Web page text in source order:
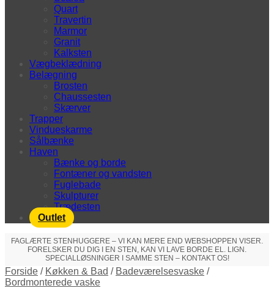
Quart
Travertin
Marmor
Granit
Kalksten
Vægbeklædning
Belægning
Brosten
Chaussesten
Skærver
Trapper
Vindueskarme
Sålbænke
Haven
Bænke og borde
Fontæner og vandsten
Fuglebade
Skulpturer
Trædesten
Outlet
FAGLÆRTE STENHUGGERE – VI KAN MERE END WEBSHOPPEN VISER.
FORELSKER DU DIG I EN STEN, KAN VI LAVE BORDE EL. LIGN.
SPECIALLØSNINGER I SAMME STEN – KONTAKT OS!
Forside / Køkken & Bad / Badeværelsesvaske /
Bordmonterede vaske